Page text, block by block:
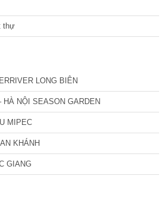
thự
LONG BIÊN
NỘI SEASON GARDEN
MIPEC
KHÁNH
GIANG